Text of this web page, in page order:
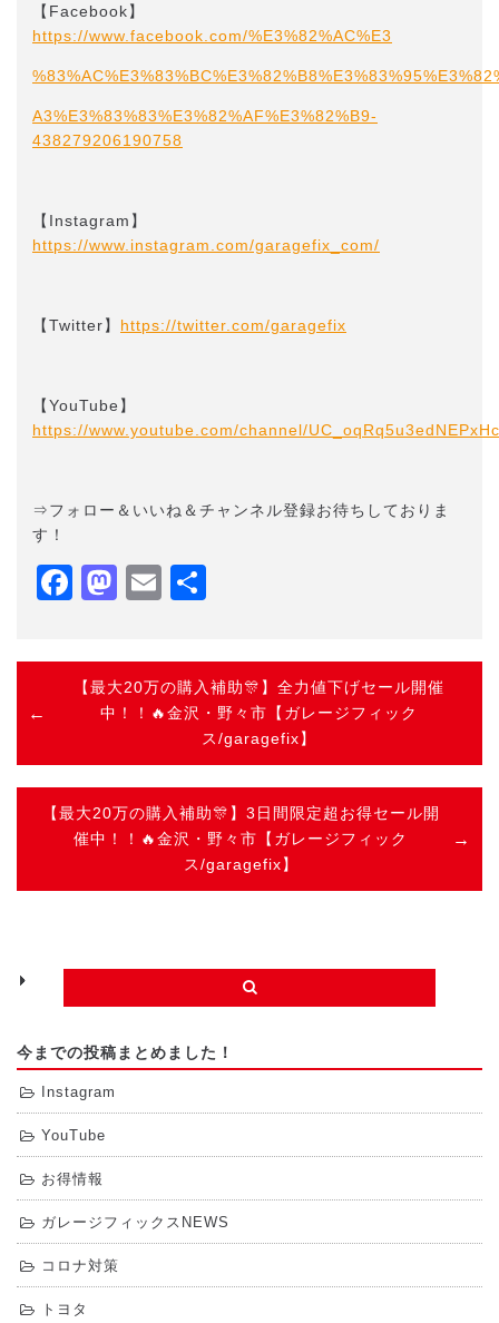
【Facebook】
https://www.facebook.com/%E3%82%AC%E3
A3%E3%83%83%E3%82%AF%E3%82%B9-
438279206190758
【Instagram】
https://www.instagram.com/garagefix_com/
【Twitter】 https://twitter.com/garagefix
【YouTube】
https://www.youtube.com/channel/
⇒フォロー＆いいね＆チャンネル登録お待ちしておりま
す！
Facebook
Mastodon
Email
【最大20万の購入補助🎊】全力値下げセール開催
中！！🔥金沢・野々市【ガレージフィック
ス/garagefix】
【最大20万の購入補助🎊】3日間限定超お得セール開
催中！！🔥金沢・野々市【ガレージフィック
ス/garagefix】
今までの投稿まとめました！
Instagram
YouTube
お得情報
ガレージフィックスNEWS
コロナ対策
トヨタ